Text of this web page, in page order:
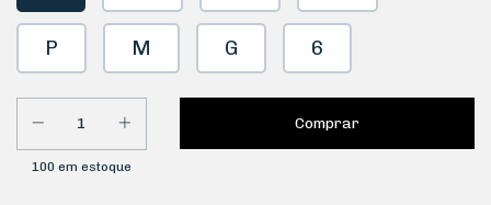
P M G 6
100 em estoque